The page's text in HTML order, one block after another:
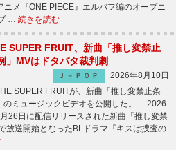
ニメ『ONE PIECE』エルバフ編のオープニ
… 続きを読む
SUPER FRUIT、新曲「推し変禁止
」MVはドタバタ裁判劇
Ｊ－ＰＯＰ
2026年8月10日
SUPER FRUITが、新曲「推し変禁止条
のミュージックビデオを公開した。 2026
26日に配信リリースされた新曲「推し変禁
放送開始となったBLドラマ『キスは捜査の